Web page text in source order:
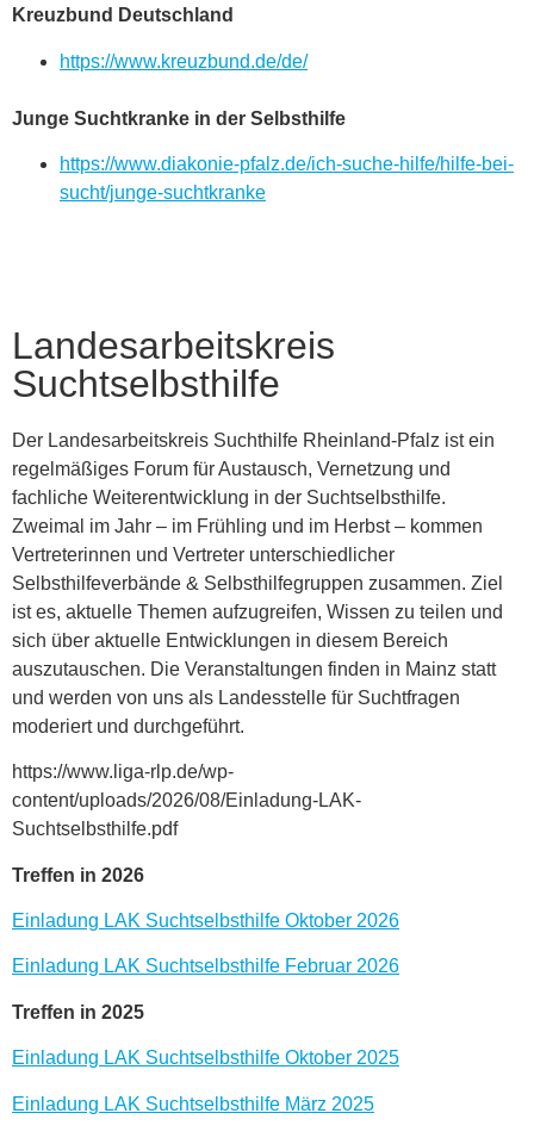
Kreuzbund Deutschland
https://www.kreuzbund.de/de/
Junge Suchtkranke in der Selbsthilfe
https://www.diakonie-pfalz.de/ich-suche-hilfe/hilfe-bei-
sucht/junge-suchtkranke
Landesarbeitskreis
Suchtselbsthilfe
Der Landesarbeitskreis Suchthilfe Rheinland-Pfalz ist ein
regelmäßiges Forum für Austausch, Vernetzung und
fachliche Weiterentwicklung in der Suchtselbsthilfe.
Zweimal im Jahr – im Frühling und im Herbst – kommen
Vertreterinnen und Vertreter unterschiedlicher
Selbsthilfeverbände & Selbsthilfegruppen zusammen. Ziel
ist es, aktuelle Themen aufzugreifen, Wissen zu teilen und
sich über aktuelle Entwicklungen in diesem Bereich
auszutauschen. Die Veranstaltungen finden in Mainz statt
und werden von uns als Landesstelle für Suchtfragen
moderiert und durchgeführt.
https://www.liga-rlp.de/wp-
content/uploads/2026/08/Einladung-LAK-
Suchtselbsthilfe.pdf
Treffen in 2026
Einladung LAK Suchtselbsthilfe Oktober 2026
Einladung LAK Suchtselbsthilfe Februar 2026
Treffen in 2025
Einladung LAK Suchtselbsthilfe Oktober 2025
Einladung LAK Suchtselbsthilfe März 2025